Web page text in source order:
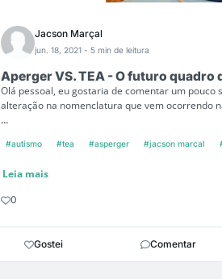
Jacson Marçal
jun. 18, 2021 - 5 min de leitura
Aperger VS. TEA - O futuro quadro
Olá pessoal, eu gostaria de comentar um
alteração na nomenclatura que vem ocorrendo
...
#autismo #tea #asperger #jacson marcal
Leia mais
0
Gostei Comentar